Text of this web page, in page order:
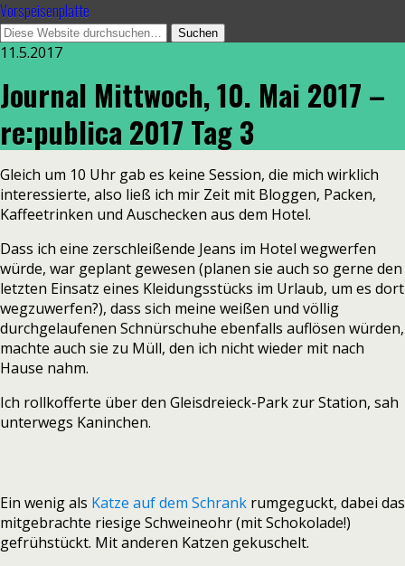
Vorspeisenplatte
11.5.2017
Journal Mittwoch, 10. Mai 2017 –
re:publica 2017 Tag 3
Gleich um 10 Uhr gab es keine Session, die mich wirklich
interessierte, also ließ ich mir Zeit mit Bloggen, Packen,
Kaffeetrinken und Auschecken aus dem Hotel.
Dass ich eine zerschleißende Jeans im Hotel wegwerfen
würde, war geplant gewesen (planen sie auch so gerne den
letzten Einsatz eines Kleidungsstücks im Urlaub, um es dort
wegzuwerfen?), dass sich meine weißen und völlig
durchgelaufenen Schnürschuhe ebenfalls auflösen würden,
machte auch sie zu Müll, den ich nicht wieder mit nach
Hause nahm.
Ich rollkofferte über den Gleisdreieck-Park zur Station, sah
unterwegs Kaninchen.
Ein wenig als Katze auf dem Schrank rumgeguckt, dabei das
mitgebrachte riesige Schweineohr (mit Schokolade!)
gefrühstückt. Mit anderen Katzen gekuschelt.